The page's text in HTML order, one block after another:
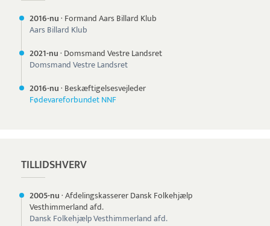
2016-nu· Formand Aars Billard Klub
Aars Billard Klub
2021-nu· Domsmand Vestre Landsret
Domsmand Vestre Landsret
2016-nu· Beskæftigelsesvejleder
Fødevareforbundet NNF
TILLIDSHVERV
2005-nu·Afdelingskasserer Dansk Folkehjælp
Vesthimmerland afd.
Dansk Folkehjælp Vesthimmerland afd.